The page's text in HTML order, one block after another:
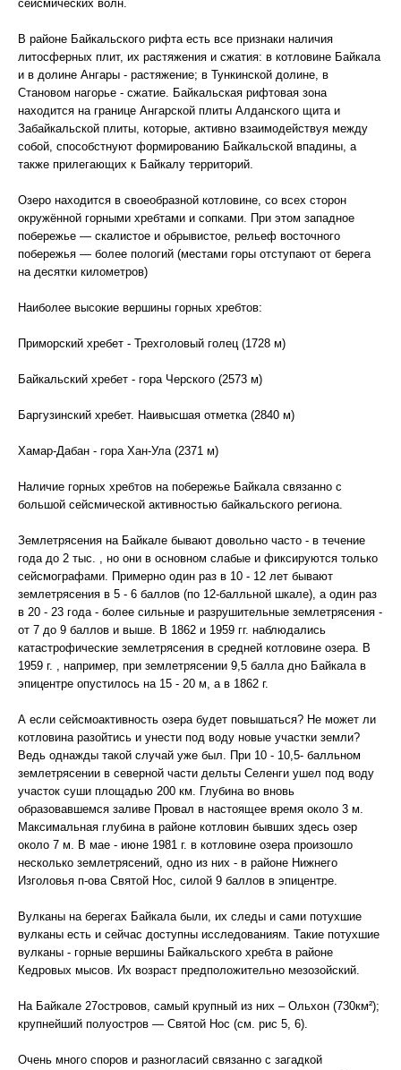
сейсмических волн.
В районе Байкальского рифта есть все признаки наличия
литосферных плит, их растяжения и сжатия: в котловине Байкала
и в долине Ангары - растяжение; в Тункинской долине, в
Становом нагорье - сжатие. Байкальская рифтовая зона
находится на границе Ангарской плиты Алданского щита и
Забайкальской плиты, которые, активно взаимодействуя между
собой, способстнуют формированию Байкальской впадины, а
также прилегающих к Байкалу территорий.
Озеро находится в своеобразной котловине, со всех сторон
окружённой горными хребтами и сопками. При этом западное
побережье — скалистое и обрывистое, рельеф восточного
побережья — более пологий (местами горы отступают от берега
на десятки километров)
Наиболее высокие вершины горных хребтов:
Приморский хребет - Трехголовый голец (1728 м)
Байкальский хребет - гора Черского (2573 м)
Баргузинский хребет. Наивысшая отметка (2840 м)
Хамар-Дабан - гора Хан-Ула (2371 м)
Наличие горных хребтов на побережье Байкала связанно с
большой сейсмической активностью байкальского региона.
Землетрясения на Байкале бывают довольно часто - в течение
года до 2 тыс. , но они в основном слабые и фиксируются только
сейсмографами. Примерно один раз в 10 - 12 лет бывают
землетрясения в 5 - 6 баллов (по 12-балльной шкале), а один раз
в 20 - 23 года - более сильные и разрушительные землетрясения -
от 7 до 9 баллов и выше. В 1862 и 1959 гг. наблюдались
катастрофические землетрясения в средней котловине озера. В
1959 г. , например, при землетрясении 9,5 балла дно Байкала в
эпицентре опустилось на 15 - 20 м, а в 1862 г.
А если сейсмоактивность озера будет повышаться? Не может ли
котловина разойтись и унести под воду новые участки земли?
Ведь однажды такой случай уже был. При 10 - 10,5- балльном
землетрясении в северной части дельты Селенги ушел под воду
участок суши площадью 200 км. Глубина во вновь
образовавшемся заливе Провал в настоящее время около 3 м.
Максимальная глубина в районе котловин бывших здесь озер
около 7 м. В мае - июне 1981 г. в котловине озера произошло
несколько землетрясений, одно из них - в районе Нижнего
Изголовья п-ова Святой Нос, силой 9 баллов в эпицентре.
Вулканы на берегах Байкала были, их следы и сами потухшие
вулканы есть и сейчас доступны исследованиям. Такие потухшие
вулканы - горные вершины Байкальского хребта в районе
Кедровых мысов. Их возраст предположительно мезозойский.
На Байкале 27островов, самый крупный из них – Ольхон (730км²);
крупнейший полуостров — Святой Нос (см. рис 5, 6).
Очень много споров и разногласий связанно с загадкой